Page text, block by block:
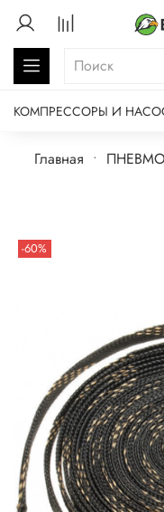
КОМПРЕССОРЫ И
Главная
-60%